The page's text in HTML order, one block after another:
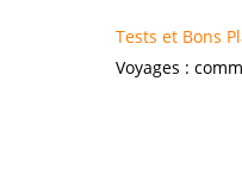
Tests et Bons
Voyages :